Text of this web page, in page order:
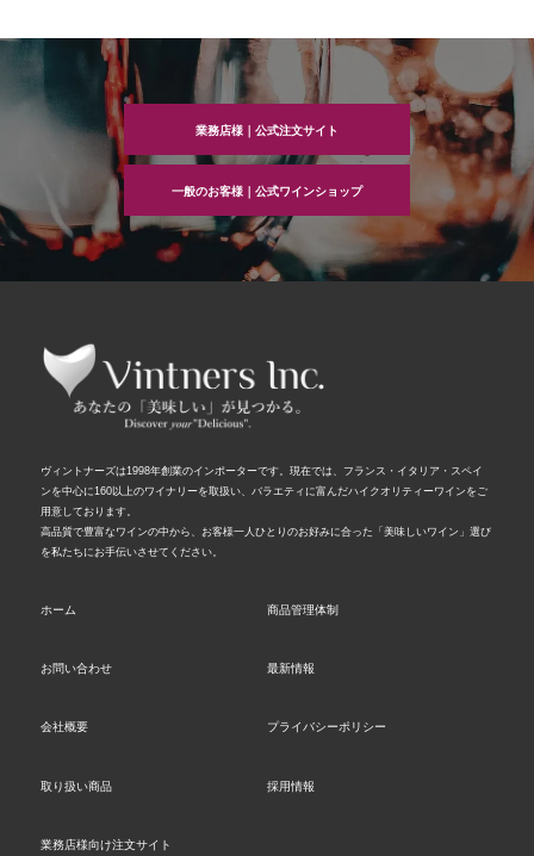
ゲ
業務店様｜公式注文サイト
一般のお客様｜公式ワインショップ
ヴィントナーズは1998年創業のインポーターです。現在では、フランス・イタリア・スペイ
ンを中心に160以上のワイナリーを取扱い、バラエティに富んだハイクオリティーワインをご
用意しております。
高品質で豊富なワインの中から、お客様一人ひとりのお好みに合った「美味しいワイン」選び
を私たちにお手伝いさせてください。
ホーム 商品管理体制
お問い合わせ 最新情報
会社概要 プライバシーポリシー
取り扱い商品 採用情報
業務店様向け注文サイト